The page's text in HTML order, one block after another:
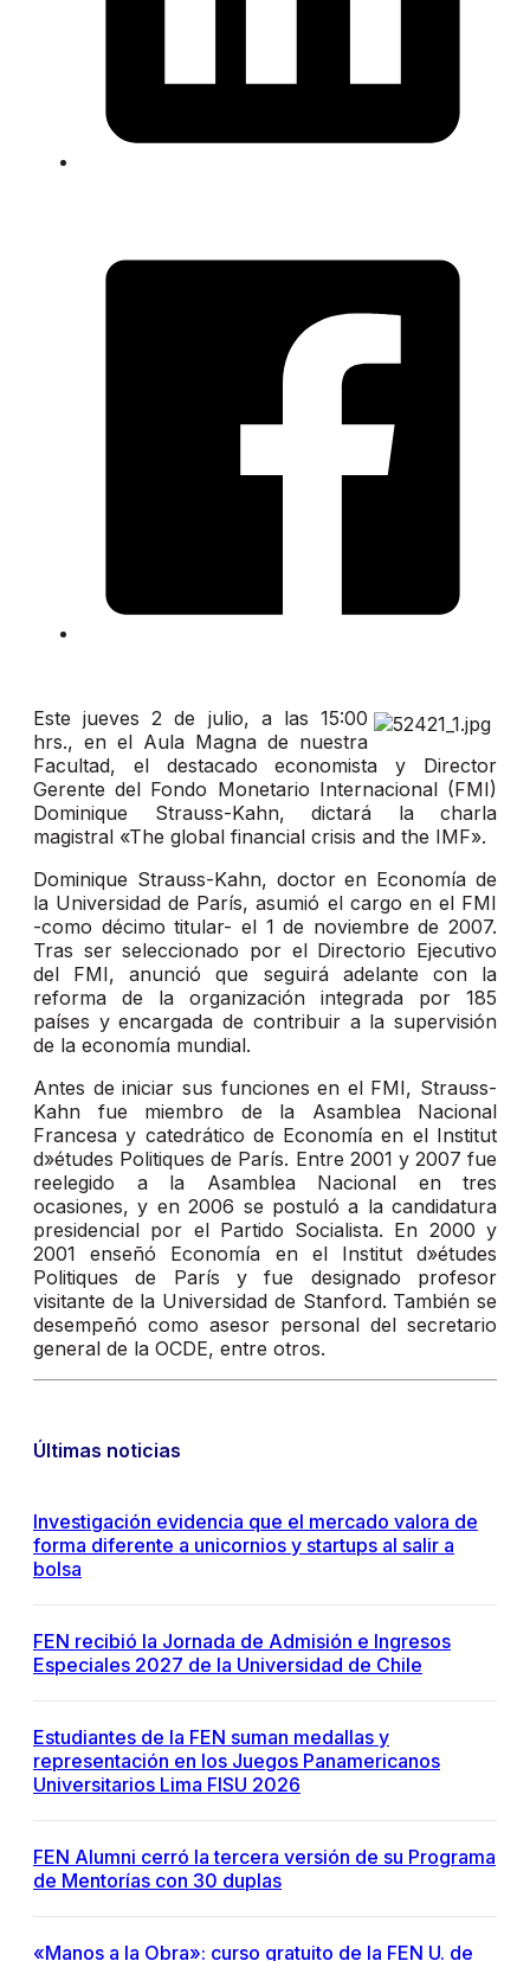
Este jueves 2 de julio, a las 15:00
hrs., en el Aula Magna de nuestra
Facultad, el destacado economista y Director
Gerente del Fondo Monetario Internacional (FMI)
Dominique Strauss-Kahn, dictará la charla
magistral «The global financial crisis and the IMF».
Dominique Strauss-Kahn, doctor en Economía de
la Universidad de París, asumió el cargo en el FMI
-como décimo titular- el 1 de noviembre de 2007.
Tras ser seleccionado por el Directorio Ejecutivo
del FMI, anunció que seguirá adelante con la
reforma de la organización integrada por 185
países y encargada de contribuir a la supervisión
de la economía mundial.
Antes de iniciar sus funciones en el FMI, Strauss-
Kahn fue miembro de la Asamblea Nacional
Francesa y catedrático de Economía en el Institut
d»études Politiques de París. Entre 2001 y 2007 fue
reelegido a la Asamblea Nacional en tres
ocasiones, y en 2006 se postuló a la candidatura
presidencial por el Partido Socialista. En 2000 y
2001 enseñó Economía en el Institut d»études
Politiques de París y fue designado profesor
visitante de la Universidad de Stanford. También se
desempeñó como asesor personal del secretario
general de la OCDE, entre otros.
Últimas noticias
Investigación evidencia que el mercado valora de
forma diferente a unicornios y startups al salir a
bolsa
FEN recibió la Jornada de Admisión e Ingresos
Especiales 2027 de la Universidad de Chile
Estudiantes de la FEN suman medallas y
representación en los Juegos Panamericanos
Universitarios Lima FISU 2026
FEN Alumni cerró la tercera versión de su Programa
de Mentorías con 30 duplas
«Manos a la Obra»: curso gratuito de la FEN U. de